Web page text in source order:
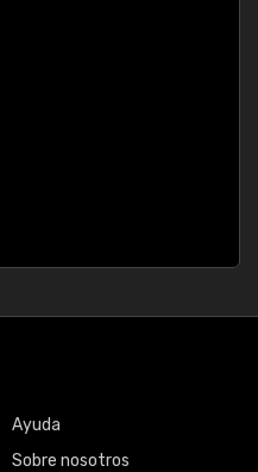
Ayuda
Sobre nosotros